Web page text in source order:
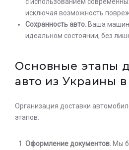
исключая возможность
Сохранность авто. Ваша
идеальном состоянии, без
Основные этапы
авто из Украины
Организация доставки
этапов:
Оформление документов. Мы